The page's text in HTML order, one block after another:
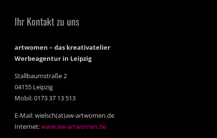
Ihr Kontakt zu uns
artwomen – das kreativatelier
Werbeagentur in Leipzig
Stallbaumstraße 2
04155 Leipzig
Mobil: 0173 37 13 513
E-Mail: wielsch(at)aw-artwomen.de
Internet:www.aw-artwomen.de